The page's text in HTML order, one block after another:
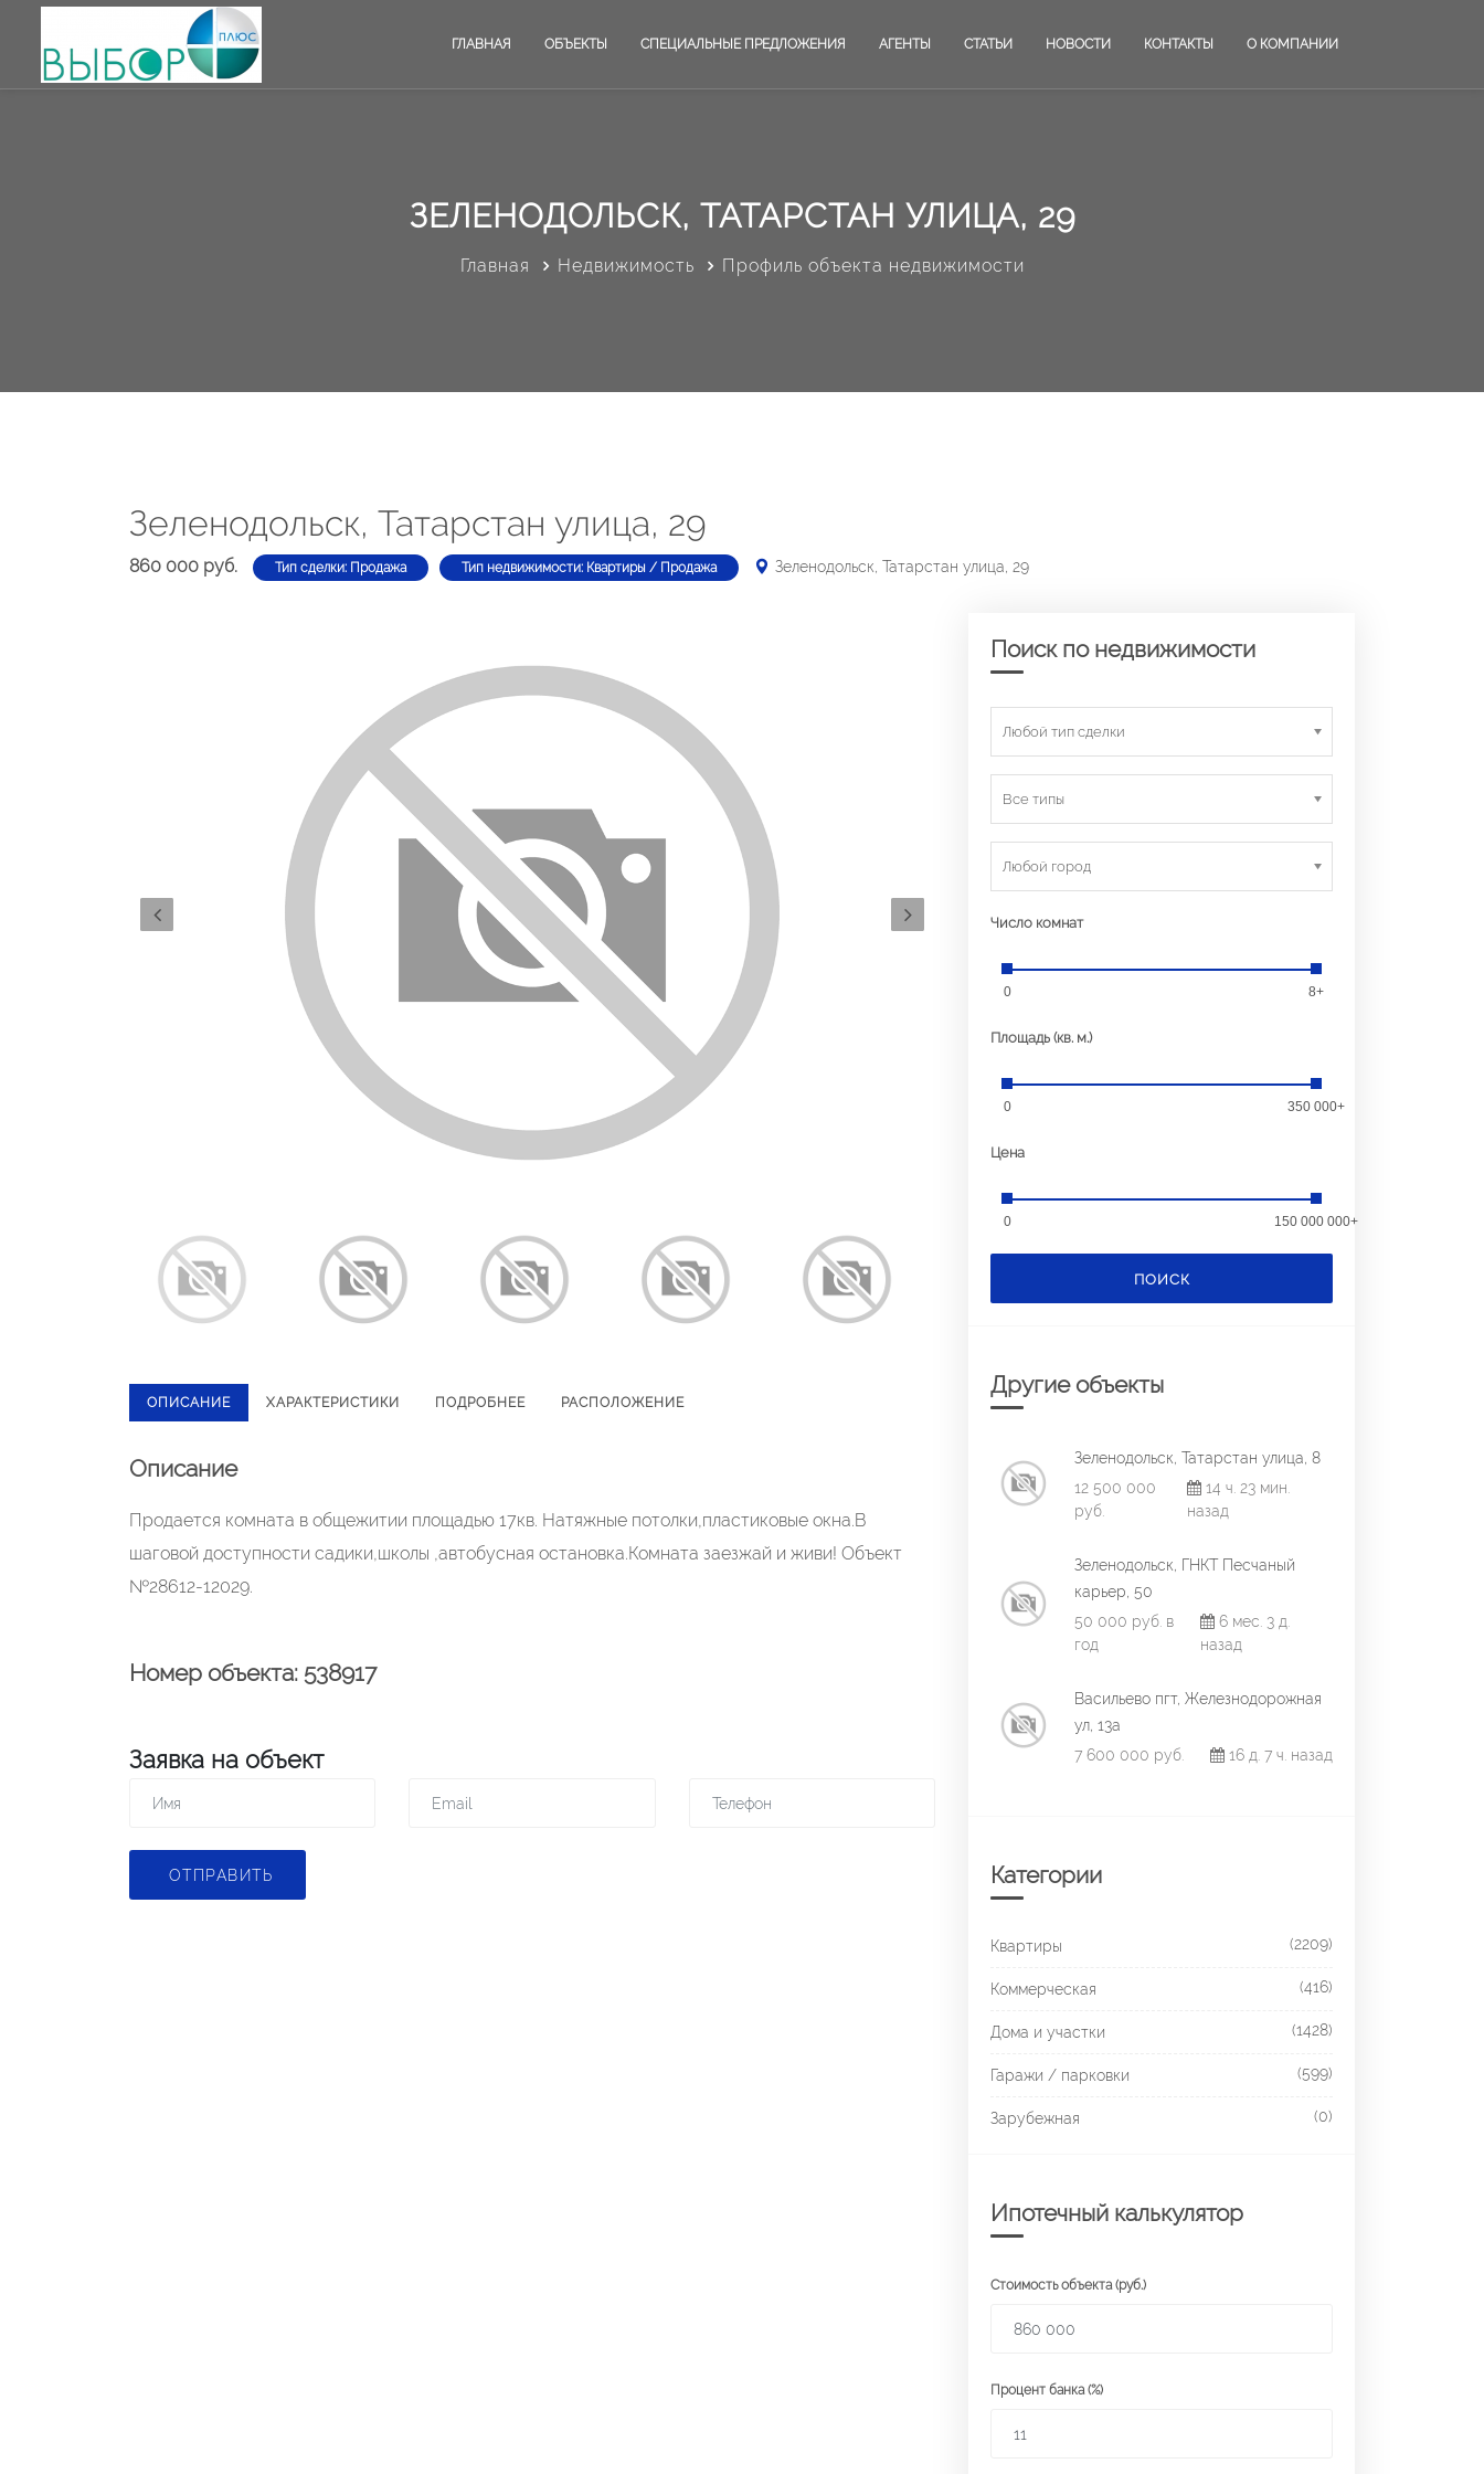
ГЛАВНАЯ ОБЪЕКТЫ СПЕЦИАЛЬНЫЕ ПРЕДЛОЖЕНИЯ АГЕНТЫ СТАТЬИ НОВОСТИ КОНТАКТЫ О КОМПАНИИ
ЗЕЛЕНОДОЛЬСК, ТАТАРСТАН УЛИЦА, 29
Главная Недвижимость Профиль объекта недвижимости
Зеленодольск, Татарстан улица, 29
860 000 руб. Тип сделки: Продажа Тип недвижимости: Квартиры / Продажа Зеленодольск, Татарстан улица, 29
ОПИСАНИЕ ХАРАКТЕРИСТИКИ ПОДРОБНЕЕ РАСПОЛОЖЕНИЕ
Описание
Продается комната в общежитии площадью 17кв. Натяжные потолки,пластиковые окна.В
шаговой доступности садики,школы ,автобусная остановка.Комната заезжай и живи! Объект
№28612-12029.
Номер объекта: 538917
Заявка на объект
ОТПРАВИТЬ
Поиск по недвижимости
Любой тип сделки
Все типы
Любой город
Число комнат
0 8+
Площадь (кв. м.)
0 350 000+
Цена
0 150 000 000+
ПОИСК
Другие объекты
Зеленодольск, Татарстан улица, 8
12 500 000
руб.
14 ч. 23 мин.
назад
Зеленодольск, ГНКТ Песчаный
карьер, 50
50 000 руб. в
год
6 мес. 3 д.
назад
Васильево пгт, Железнодорожная
ул, 13а
7 600 000 руб.
16 д. 7 ч. назад
Категории
Квартиры (2209)
Коммерческая (416)
Дома и участки (1428)
Гаражи / парковки (599)
Зарубежная (0)
Ипотечный калькулятор
Стоимость объекта (руб.)
Процент банка (%)